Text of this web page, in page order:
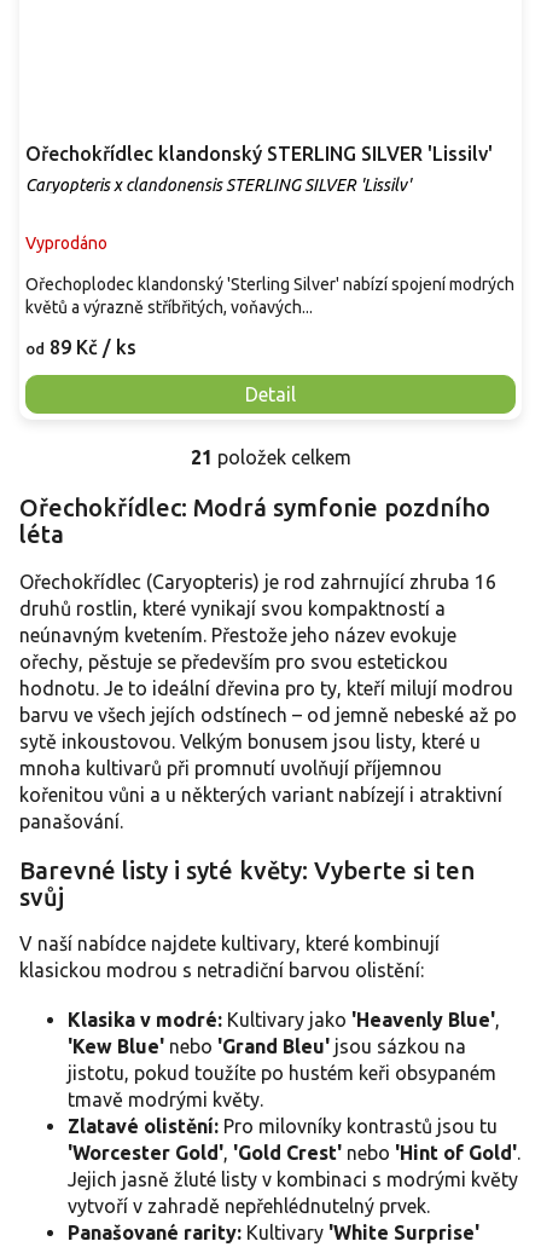
Ořechokřídlec klandonský STERLING SILVER 'Lissilv'
Caryopteris x clandonensis STERLING SILVER 'Lissilv'
Vyprodáno
od 89 Kč / ks
Detail
Ořechoplodec klandonský 'Sterling Silver' nabízí spojení modrých
květů a výrazně stříbřitých, voňavých...
O
l
a
c
í
p
r
v
k
y
v
ý
s
u
21 položek celkem
Ořechokřídlec: Modrá symfonie pozdního
léta
Ořechokřídlec (Caryopteris) je rod zahrnující zhruba 16
druhů rostlin, které vynikají svou kompaktností a
neúnavným kvetením. Přestože jeho název evokuje
ořechy, pěstuje se především pro svou estetickou
hodnotu. Je to ideální dřevina pro ty, kteří milují modrou
barvu ve všech jejích odstínech – od jemně nebeské až po
sytě inkoustovou. Velkým bonusem jsou listy, které u
mnoha kultivarů při promnutí uvolňují příjemnou
kořenitou vůni a u některých variant nabízejí i atraktivní
panašování.
Barevné listy i syté květy: Vyberte si ten
svůj
V naší nabídce najdete kultivary, které kombinují
klasickou modrou s netradiční barvou olistění:
Klasika v modré: Kultivary jako 'Heavenly Blue',
'Kew Blue' nebo 'Grand Bleu' jsou sázkou na
jistotu, pokud toužíte po hustém keři obsypaném
tmavě modrými květy.
Zlatavé olistění: Pro milovníky kontrastů jsou tu
'Worcester Gold', 'Gold Crest' nebo 'Hint of Gold'.
Jejich jasně žluté listy v kombinaci s modrými květy
vytvoří v zahradě nepřehlédnutelný prvek.
Panašované rarity: Kultivary 'White Surprise'